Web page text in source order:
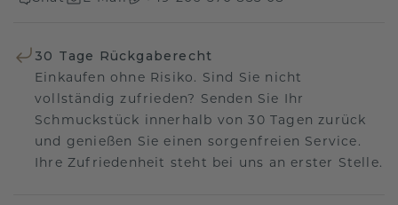
30 Tage Rückgaberecht
Einkaufen ohne Risiko. Sind Sie nicht
vollständig zufrieden? Senden Sie Ihr
Schmuckstück innerhalb von 30 Tagen zurück
und genießen Sie einen sorgenfreien Service.
Ihre Zufriedenheit steht bei uns an erster Stelle.